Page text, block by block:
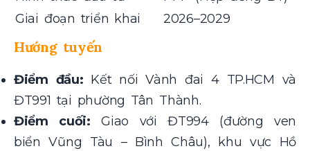
Giai đoạn triển khai
2026–2029
Hướng tuyến
Điểm đầu: Kết nối Vành đai 4 TP.HCM và
ĐT991 tại phường Tân Thành.
Điểm cuối: Giao với ĐT994 (đường ven
biển Vũng Tàu – Bình Châu), khu vực Hồ